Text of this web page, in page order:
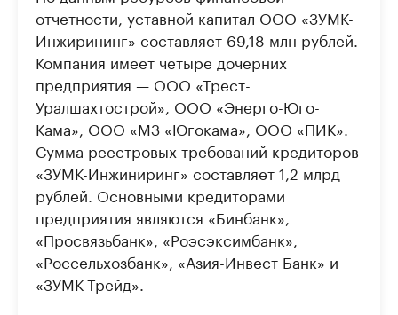
отчетности, уставной капитал ООО «ЗУМК-
Инжирининг» составляет 69,18 млн рублей.
Компания имеет четыре дочерних
предприятия — ООО «Трест-
Уралшахтострой», ООО «Энерго-Юго-
Кама», ООО «МЗ «Югокама», ООО «ПИК».
Сумма реестровых требований кредиторов
«ЗУМК-Инжиниринг» составляет 1,2 млрд
рублей. Основными кредиторами
предприятия являются «Бинбанк»,
«Просвязьбанк», «Роэсэксимбанк»,
«Россельхозбанк», «Азия-Инвест Банк» и
«ЗУМК-Трейд».